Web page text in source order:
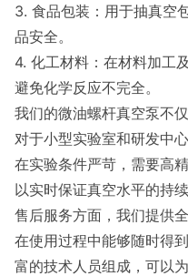
3. 食品包装：用于抽真空
品安全。
4. 化工材料：在材料加工
避免化学反应不完全。
我们的微油螺杆真空泵不
对于小型实验室和研发中
在实验条件严苛，需要高
以实时保证真空水平的持续
售后服务方面，我们提供
在使用过程中能够随时得
富的技术人员组成，可以